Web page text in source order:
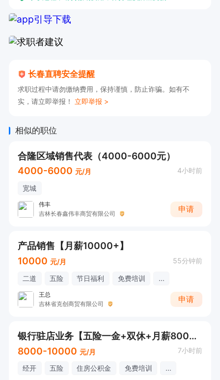
长春直聘安全提醒
求职过程中请勿缴纳费用，保持谨慎，防止诈骗。如有不
实，请立即举报！ 立即举报 >
相似的职位
合隆区域销售代表（4000-6000元）
4000-6000 元/月 4小时前
宽城
伟丰
吉林长春鑫伟丰商贸有限公司
申请
产品销售【月薪10000+】
10000 元/月 55分钟前
二道 五险 节日福利 免费培训 ...
王总
吉林省克创商贸有限公司
申请
银行驻店业务【五险一金+双休+月薪8000+】
8000-10000 元/月 7小时前
经开 五险 住房公积金 免费培训 ...